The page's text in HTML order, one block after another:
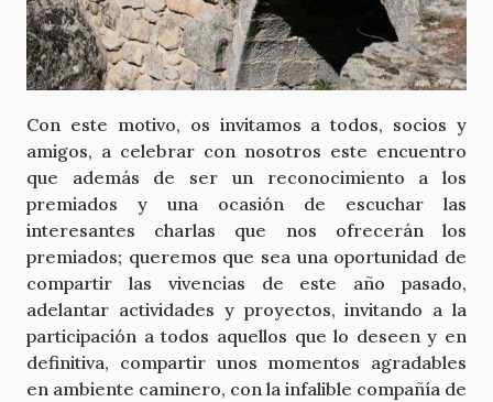
Con este motivo, os invitamos a todos, socios y
amigos, a celebrar con nosotros este encuentro
que además de ser un reconocimiento a los
premiados y una ocasión de escuchar las
interesantes charlas que nos ofrecerán los
premiados; queremos que sea una oportunidad de
compartir las vivencias de este año pasado,
adelantar actividades y proyectos, invitando a la
participación a todos aquellos que lo deseen y en
definitiva, compartir unos momentos agradables
en ambiente caminero, con la infalible compañía de